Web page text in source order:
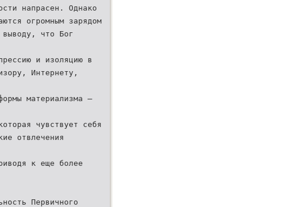
напрасен. Однако
огромным зарядом
выводу, что Бог
и изоляцию в
Интернету,
материализма –
чувствует себя
отвлечения
к еще более
Первичного